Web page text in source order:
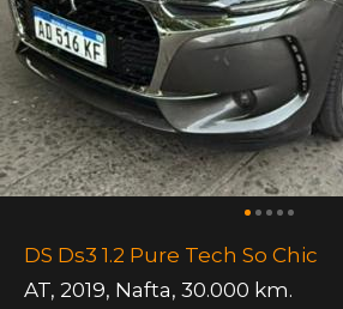
DS Ds3 1.2 Pure Tech So Chic
AT, 2019, Nafta, 30.000 km.